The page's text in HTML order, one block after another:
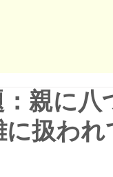
親に八
扱わ